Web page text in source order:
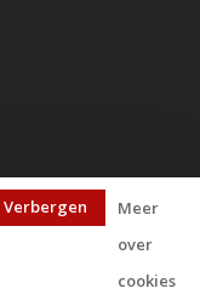
Verbergen
Meer
over
cookies